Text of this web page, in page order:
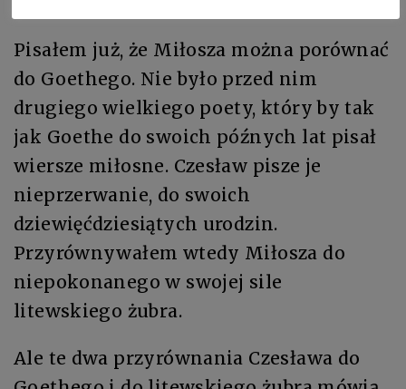
Pisałem już, że Miłosza można porównać
do Goethego. Nie było przed nim
drugiego wielkiego poety, który by tak
jak Goethe do swoich późnych lat pisał
wiersze miłosne. Czesław pisze je
nieprzerwanie, do swoich
dziewięćdziesiątych urodzin.
Przyrównywałem wtedy Miłosza do
niepokonanego w swojej sile
litewskiego żubra.
Ale te dwa przyrównania Czesława do